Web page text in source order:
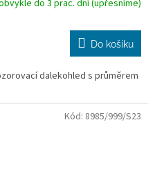
do 3 prac. dní (upřesníme)
Do košíku
dalekohled s průměrem
Kód: 8985/999/S23